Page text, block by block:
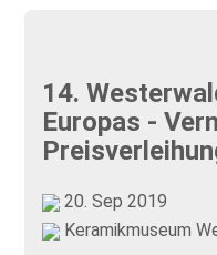
14.
Europas -
20. Sep 2019
Keramikmuseum